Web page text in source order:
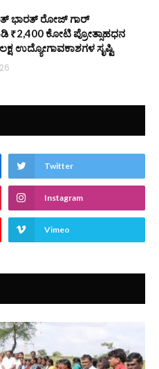
ಭಾರತ್ ರೋಜ್‌ ಗಾರ್
ಕೋಟಿ ಪ್ರೋತ್ಸಾಹಧನ
ಉದ್ಯೋಗಾವಕಾಶಗಳ ಸೃಷ್ಟಿ
Twitter
Instagram
Vimeo